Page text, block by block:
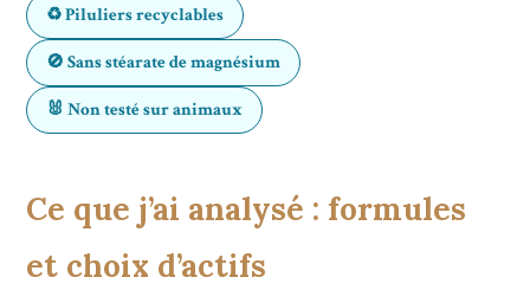
♻️ Piluliers recyclables
🚫 Sans stéarate de magnésium
🐰 Non testé sur animaux
Ce que j’ai analysé : formules
et choix d’actifs